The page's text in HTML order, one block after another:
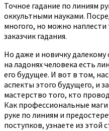
Точное гадание по линиям
оккультными науками.
многого, но можно
заказчик гадания.
Но даже и новичку
на ладонях человека есть
его будущее. И вот в том,
аспекты этого будущего, и
мастерство того, кто
Как профессиональные
руке по линиям и
поступков, узнаете из этой